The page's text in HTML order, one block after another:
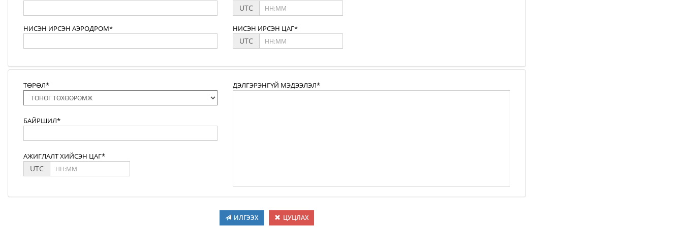
UTC
НИСЭН ИРСЭН АЭРОДРОМ* НИСЭН ИРСЭН ЦАГ*
UTC
ТӨРӨЛ*
БАЙРШИЛ*
АЖИГЛАЛТ ХИЙСЭН ЦАГ*
UTC
ДЭЛГЭРЭНГҮЙ МЭДЭЭЛЭЛ*
ИЛГЭЭХ ЦУЦЛАХ